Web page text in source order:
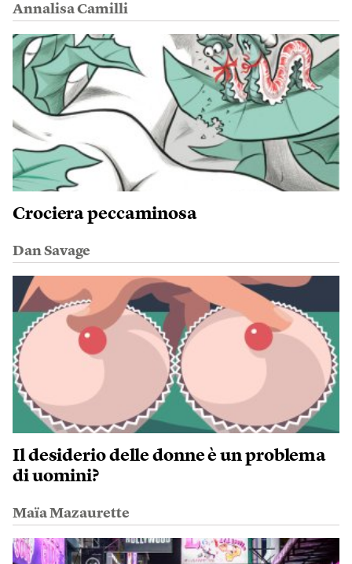
Annalisa Camilli
Crociera peccaminosa
Dan Savage
Il desiderio delle donne è un problema
di uomini?
Maïa Mazaurette